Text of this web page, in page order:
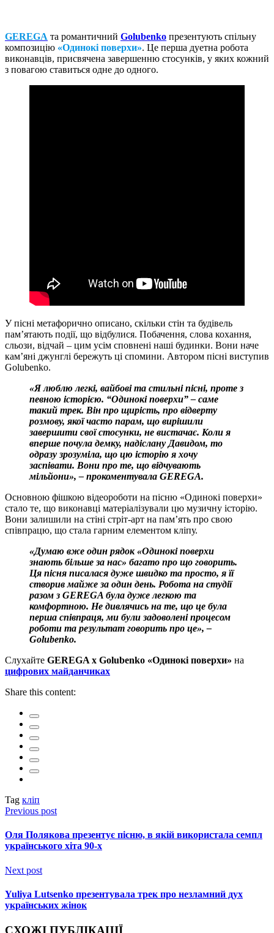
GEREGA та романтичний Golubenko презентують спільну
композицію «Одинокі поверхи». Це перша дуетна робота
виконавців, присвячена завершенню стосунків, у яких кожний
з повагою ставиться одне до одного.
У пісні метафорично описано, скільки стін та будівель
пам’ятають події, що відбулися. Побачення, слова кохання,
сльози, відчай – цим усім сповнені наші будинки. Вони наче
кам’яні джунглі бережуть ці спомини. Автором пісні виступив
Golubenko.
«Я люблю легкі, вайбові та стильні пісні, проте з
певною історією. “Одинокі поверхи” – саме
такий трек. Він про щирість, про відверту
розмову, якої часто парам, що вирішили
завершити свої стосунки, не вистачає. Коли я
вперше почула демку, надіслану Давидом, то
одразу зрозуміла, що цю історію я хочу
заспівати. Вони про те, що відчувають
мільйони», – прокоментувала GEREGA.
Основною фішкою відеороботи на пісню «Одинокі поверхи»
стало те, що виконавці матеріалізували цю музичну історію.
Вони залишили на стіні стріт-арт на пам’ять про свою
співпрацю, що стала гарним елементом кліпу.
«Думаю вже один рядок «Одинокі поверхи
знають більше за нас» багато про що говорить.
Ця пісня писалася дуже швидко та просто, я її
створив майже за один день. Робота на студії
разом з GEREGA була дуже легкою та
комфортною. Не дивлячись на те, що це була
перша співпраця, ми були задоволені процесом
роботи та результат говорить про це», –
Golubenko.
Слухайте GEREGA x Golubenko «Одинокі поверхи» на
цифрових майданчиках
Share this content:
Tag кліп
Previous post
Оля Полякова презентує пісню, в якій використала семпл
українського хіта 90-х
Next post
Yuliya Lutsenko презентувала трек про незламний дух
українських жінок
СХОЖІ ПУБЛІКАЦІЇ